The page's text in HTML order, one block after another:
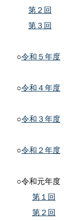
第２回
第３回
○令和５年度
○令和４年度
○令和３年度
○令和２年度
○令和元年度
第１回
第２回